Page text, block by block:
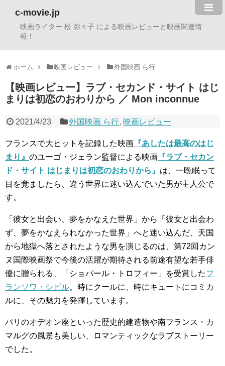
c-movie.jp
映画ライター 松 弥々子 による映画レビューと映画関連情
報！
ホーム 映画レビュー 外国映画 ら行
【映画レビュー】ラブ・セカンド・サイト はじ
まりは初恋のおわりから ／ Mon inconnue
2021/4/23 外国映画 ら行, 映画レビュー
フランスで大ヒットを記録した映画 『あしたは最高のはじ
まり』 のユーゴ・ジェラン監督による映画 『ラブ・セカン
ド・サイト はじまりは初恋のおわりから』 は、一晩眠って
目を覚ましたら、違う世界に迷い込んでいた男が主人公で
す。
「彼女と出会い、夢をかなえた世界」から「彼女と出会わ
ず、夢をかなえられなかった世界」へと迷い込んだ、天国
から地獄へ落とされたような男を演じるのは、第72回カン
ヌ国際映画祭で今後の活躍が期待される前途有望な若手俳
優に贈られる、「ショパール・トロフィー」を受賞したフ
ランソワ・シビル。時にクールに、時にキュートにコミカ
ルに、その魅力を発揮しています。
パリのオデオン座といった歴史的建造物や南フランス・カ
マルグの風景も美しい、ロマンティックなラブストーリー
でした。